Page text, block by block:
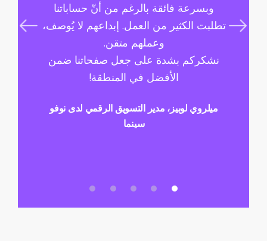
وبسرعة فائقة بالرغم من أنّ حساباتنا
تطلبت الكثير من العمل. إبداعهم لا يُوصف،
وعملهم متقن.
نشكركم بشدة على جعل صفحاتنا ضمن
الأفضل في المنطقة!
ميلروي لوبيز، مدير التسويق الرقمي لدى نوفو